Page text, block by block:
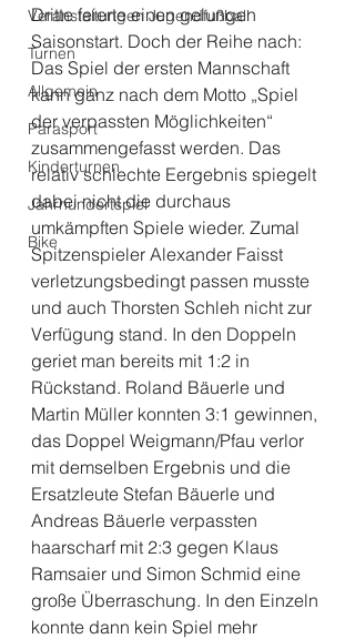
Veranstaltungen Jugendfußball
Turnen
Allgemein
Parasport
Kinderturnen
Jahrhundertspiel
Bike
Dritte feierte einen gelungen
Saisonstart. Doch der Reihe nach:
Das Spiel der ersten Mannschaft
kann ganz nach dem Motto „Spiel
der verpassten Möglichkeiten“
zusammengefasst werden. Das
relativ schlechte Eergebnis spiegelt
dabei nicht die durchaus
umkämpften Spiele wieder. Zumal
Spitzenspieler Alexander Faisst
verletzungsbedingt passen musste
und auch Thorsten Schleh nicht zur
Verfügung stand. In den Doppeln
geriet man bereits mit 1:2 in
Rückstand. Roland Bäuerle und
Martin Müller konnten 3:1 gewinnen,
das Doppel Weigmann/Pfau verlor
mit demselben Ergebnis und die
Ersatzleute Stefan Bäuerle und
Andreas Bäuerle verpassten
haarscharf mit 2:3 gegen Klaus
Ramsaier und Simon Schmid eine
große Überraschung. In den Einzeln
konnte dann kein Spiel mehr